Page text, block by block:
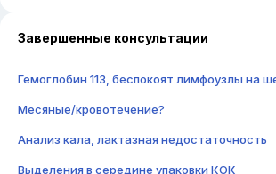
Завершенные консультации
Гемоглобин 113, беспокоят лимфоузлы на
Месяные/кровотечение?
Анализ кала, лактазная недостаточность
Выделения в середине упаковки КОК